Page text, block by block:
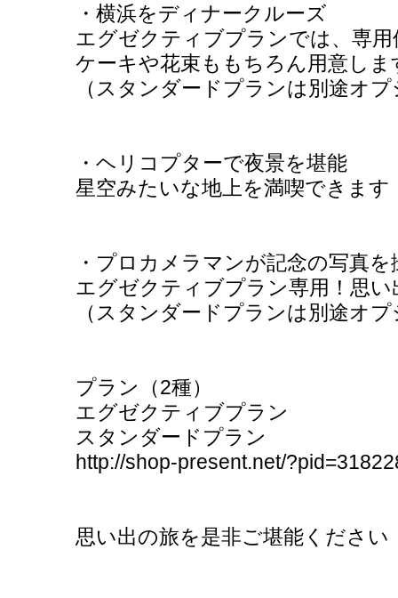
・横浜をディナークルーズ
エグゼクティブプランでは、専
ケーキや花束ももちろん用意しま
（スタンダードプランは別途オ
・ヘリコプターで夜景を堪能
星空みたいな地上を満喫できます
・プロカメラマンが記念の写真
エグゼクティブプラン専用！思
（スタンダードプランは別途オ
プラン（2種）
エグゼクティブプラン
スタンダードプラン
http://shop-present.net/
思い出の旅を是非ご堪能ください